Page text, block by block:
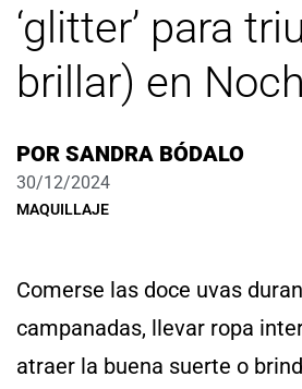
‘glitter’ para
brillar) en
POR SANDRA BÓDALO
30/12/2024
MAQUILLAJE
Comerse las doce uvas
campanadas, llevar ropa
atraer la buena suerte o